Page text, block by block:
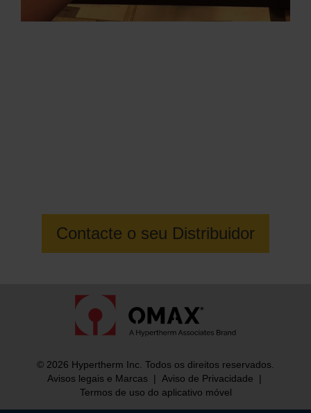
Contacte o seu Distribuidor
© 2026 Hypertherm Inc. Todos os direitos reservados.
Avisos legais e Marcas
| Aviso de Privacidade
|
Termos de uso do aplicativo móvel